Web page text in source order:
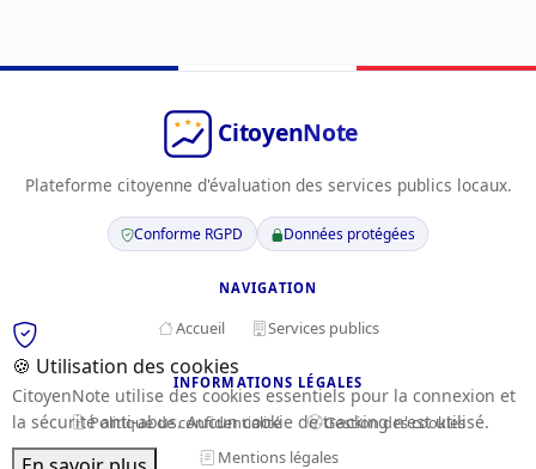
Plateforme citoyenne d'évaluation des services publics locaux.
Conforme RGPD Données protégées
NAVIGATION
Accueil Services publics
INFORMATIONS LÉGALES
Politique de confidentialité
Gestion des cookies
Mentions légales
🍪 Utilisation des cookies
CitoyenNote utilise des cookies essentiels pour la connexion et
la sécurité anti-abus. Aucun cookie de tracking n'est utilisé.